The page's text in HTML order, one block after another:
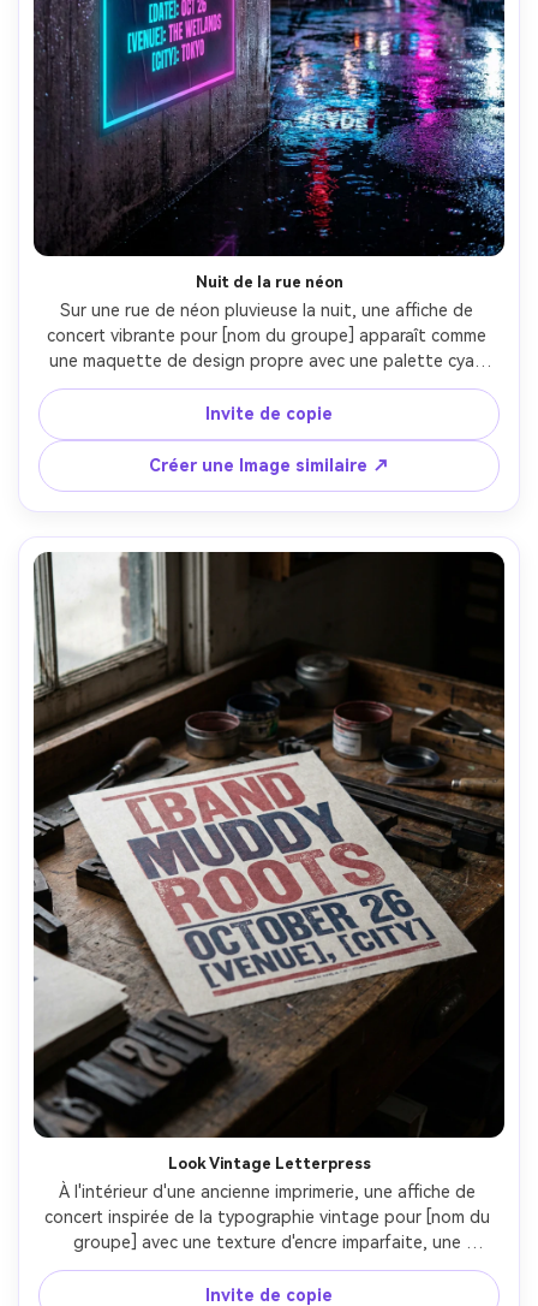
Nuit de la rue néon
Sur une rue de néon pluvieuse la nuit, une affiche de
concert vibrante pour [nom du groupe] apparaît comme
une maquette de design propre avec une palette cyan
électrique et magenta, un titre sans condensé audacieux,
des accents de lueur subtils, incluant [DATE], [lieu], [ville],
haute lisibilité, mise en page prête à l'impression,
photographiée comme une affiche sur un mur avec des
reflets humides et lumière de jante, Sony A7IV, 35mm,
angle cinématographique, ombres naturelles, typographie
nette, haute résolution-AR 4:5
Invite de copie
Créer une Image similaire ↗
Look Vintage Letterpress
À l'intérieur d'une ancienne imprimerie, une affiche de
concert inspirée de la typographie vintage pour [nom du
groupe] avec une texture d'encre imparfaite, une
sensation de risographe bicolore, une hiérarchie
typographique serrée, incluant [DATE], [lieu], [ville], des
Invite de copie
Créez des images IA
à l’infini. 100 %
gratuit!
Créer Gratuitement →